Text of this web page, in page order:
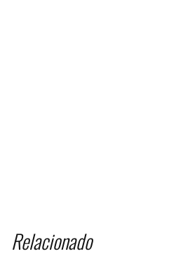
Relacionado